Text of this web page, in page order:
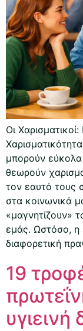
Οι
μπορούν
θεωρούν
τον εαυτό τους
στα κοινωνικά
«μαγνητίζουν»
εμάς. Ωστόσο, η
διαφορετική
19
υγιεινή